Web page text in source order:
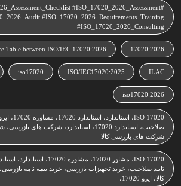
#ISO_17020_2026_Assessment
#ISO_17020_2026_Requirements_Training
#ISO_17020_2026_Consulting
17020:2026
Table between ISO/IEC 17020:2026
ILAC
ISO/IEC17020:2025
iso17020
iso17020:2026
صلاحیت، استاندارد 17020، استاندارد، شرکت
شرکت های بازرسی کالا
تایید صلاحیت، خرید تجهیزات بازرسی، خرید بیمه نامه
کالا، ایزو 17020،